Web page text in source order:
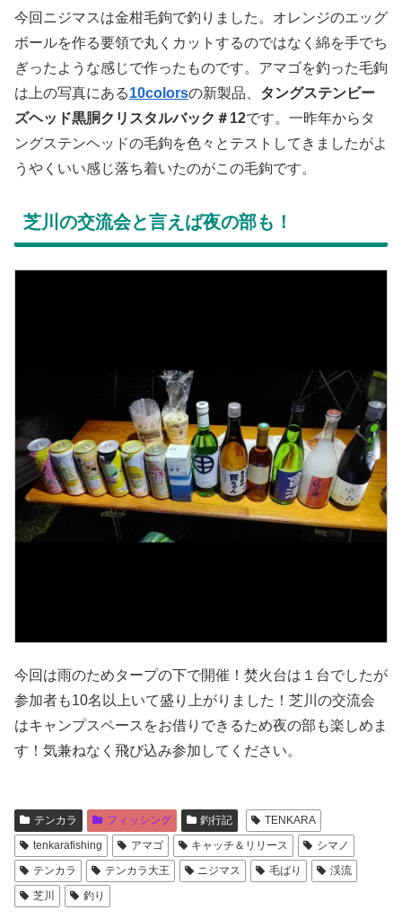
今回ニジマスは金柑毛鉤で釣りました。オレンジのエッグ
ボールを作る要領で丸くカットするのではなく綿を手でち
ぎったような感じで作ったものです。アマゴを釣った毛鉤
は上の写真にある10colorsの新製品、 タングステンビー
ズヘッド黒胴クリスタルバック＃12です。一昨年からタ
ングステンヘッドの毛鉤を色々とテストしてきましたがよ
うやくいい感じ落ち着いたのがこの毛鉤です。
芝川の交流会と言えば夜の部も！
今回は雨のためタープの下で開催！焚火台は１台でしたが
参加者も10名以上いて盛り上がりました！芝川の交流会
はキャンプスペースをお借りできるため夜の部も楽しめま
す！気兼ねなく飛び込み参加してください。
テンカラ フィッシング 釣行記
TENKARA
tenkarafishing
アマゴ キャッチ＆リリース
シマノ
テンカラ
テンカラ大王 ニジマス 毛ばり
渓流
芝川
釣り